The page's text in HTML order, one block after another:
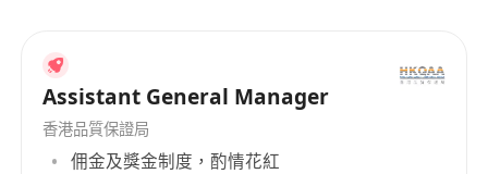
Assistant General Manager
香港品質保證局
佣金及獎金制度，酌情花紅